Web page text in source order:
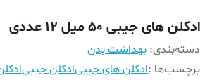
ادکلن های جیبی 50 میل 12 عددی
دسته‌بندی:بهداشت بدن
برچسب‌ها :ادکلن های جیبیادکلن جیبی